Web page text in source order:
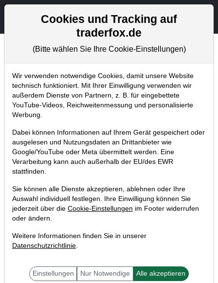
Aktien- und Artikelsuche
Chartanalysen
Home Blog Chartanalysen
Chartanalyse Siltronic: Wo
lohnt sich ein Einstieg?
14.10.2024 um 14:42 Uhr | P. Uhlschmied
Cookies und Tracking auf
traderfox.de
(Bitte wählen Sie Ihre Cookie-Einstellungen)
Wir verwenden notwendige Cookies, damit unsere Website
technisch funktioniert. Mit Ihrer Einwilligung verwenden wir
außerdem Dienste von Partnern, z. B. für eingebettete
YouTube-Videos, Reichweitenmessung und personalisierte
Werbung.
Dabei können Informationen auf Ihrem Gerät gespeichert oder
ausgelesen und Nutzungsdaten an Drittanbieter wie
Google/YouTube oder Meta übermittelt werden. Eine
Verarbeitung kann auch außerhalb der EU/des EWR
stattfinden.
Sie können alle Dienste akzeptieren, ablehnen oder Ihre
Auswahl individuell festlegen. Ihre Einwilligung können Sie
jederzeit über die Cookie-Einstellungen im Footer widerrufen
oder ändern.
Weitere Informationen finden Sie in unserer
Datenschutzrichtlinie.
Einstellungen Nur Notwendige Alle akzeptieren